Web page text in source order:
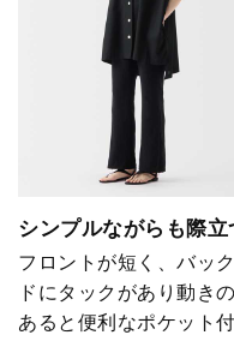
シンプルながらも際立
フロントが短く、バッ
ドにタックがあり動き
あると便利なポケット付